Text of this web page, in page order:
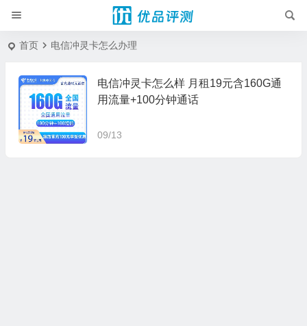
首页 电信冲灵卡怎么办理
电信冲灵卡怎么样 月租19元含160G通
用流量+100分钟通话
09/13